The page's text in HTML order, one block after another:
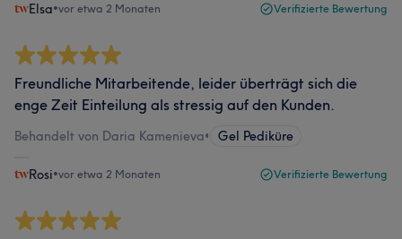
Elsa•vor etwa 2 Monaten Verifizierte Bewertung
Freundliche Mitarbeitende, leider überträgt sich die
enge Zeit Einteilung als stressig auf den Kunden.
Behandelt von Daria Kamenieva• Gel Pediküre
Rosi•vor etwa 2 Monaten Verifizierte Bewertung